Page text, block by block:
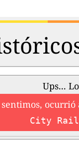
Ups...
ocurrió
City